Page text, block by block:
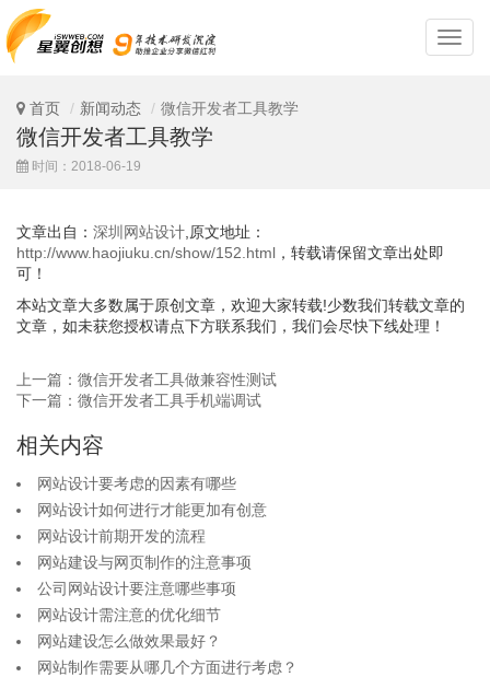
深
圳
首页 新闻动态 微信开发者工具教学
微信开发者工具教学
时间：2018-06-19
文章出自： 深圳网站设计 ,原文地址：
http://www.haojiuku.cn/show/152.html ，转载请保留文章出处即
可！
本站文章大多数属于原创文章，欢迎大家转载!少数我们转载文章的
文章，如未获您授权请点下方联系我们，我们会尽快下线处理！
上一篇：微信开发者工具做兼容性测试
下一篇：微信开发者工具手机端调试
相关内容
网站设计要考虑的因素有哪些
网站设计如何进行才能更加有创意
网站设计前期开发的流程
网站建设与网页制作的注意事项
公司网站设计要注意哪些事项
网站设计需注意的优化细节
网站建设怎么做效果最好？
网站制作需要从哪几个方面进行考虑？